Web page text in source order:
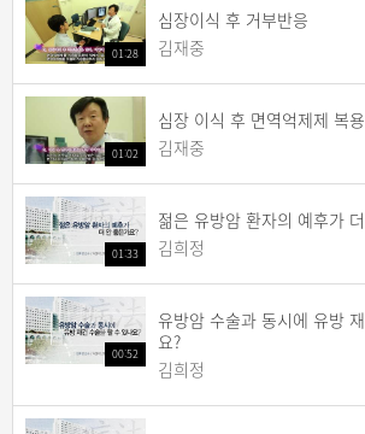
01:28
심장이식 후 거부반응
김재중
01:02
심장 이식 후 면역억제제 복
김재중
01:33
젊은 유방암 환자의 예후가
김희정
00:52
유방암 수술과 동시에 유방
요?
김희정